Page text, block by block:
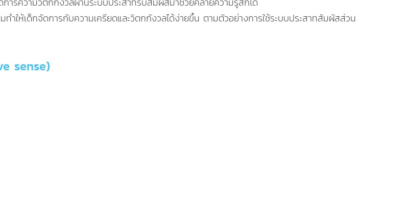
ให้เด็กจัดการกับความเครียดและวิตกกังวลได้ง่ายขึ้น ตามตัวอย่างการใช้ระบบประสาทสัมผัสส่วน
sense)